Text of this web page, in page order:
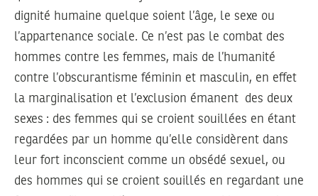
dignité humaine quelque soient l’âge, le sexe ou
l’appartenance sociale. Ce n’est pas le combat des
hommes contre les femmes, mais de l’humanité
contre l’obscurantisme féminin et masculin, en effet
la marginalisation et l’exclusion émanent des deux
sexes : des femmes qui se croient souillées en étant
regardées par un homme qu’elle considèrent dans
leur fort inconscient comme un obsédé sexuel, ou
des hommes qui se croient souillés en regardant une